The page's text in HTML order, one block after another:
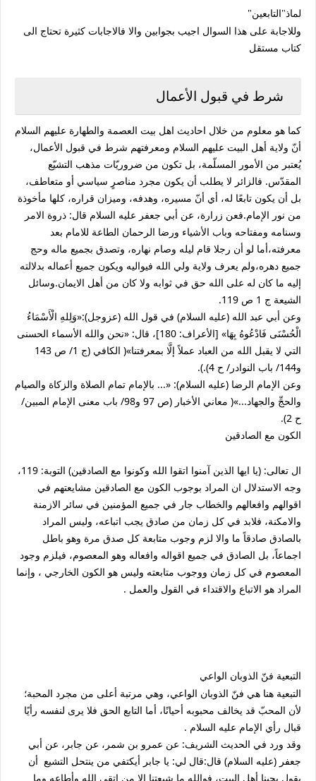
لماذ"التابعين"
وللاجابة على هذا السوال اجيب بجوابين والا فالاجابات كثيرة تحتاج الى
كتاب مستقل
شرط في قبول الأعمال
كما هو معلوم من خلال احاديث اهل بيت العصمة والطهارة عليهم السلام
أنّ ولاية أهل البيت عليهم السلام ومعرفتهم شرط في قبول الأعمال،
يُعتبر من الأمور المسلّمة، بل تكون من ضروريّات مذهب التشيّع
المقدّس. فالزائر لا يطلب أن يكون مجرد مناصرٍ سياسي أو متعاطف،
بل أن يكون تابعًا له، أي أنّ مسيره، وهدفه، وميزان قراره، كلها مأخوذة
من نور الإمام.فعن زرارة، عن أبي جعفر عليه السلام قال: ذروة الامر
وسنامه ومفتاحه وباب الأشياء ورضا الرحمان الطاعة للامام بعد
معرفته،أما لو أن رجلا قام ليله وصام نهاره، وتصدق بجميع ماله وحج
جميع دهره،ولم يعرف ولاية ولي الله فيواليه ويكون جميع أعماله بدلالته
إليه ما كان له على الله حق في ثوابه ولا كان من أهل الايمان.وسائل
الشيعة ج 1 ص 119.
وعن أبي عبد الله (عليه السلام) في قول الله (عزوجل):«وَلِلهِ الْأَسْمَاءُ
الْحُسْنَى فَادْعُوهُ بِهَا» [الأعراف: 180]، قال: «نحن والله الأسماء الحسنى
التي لا يقبل الله من العباد عملاً إلَّا بمعرفتنا»(
الكافي (ج 1/ ص 143
و144/ باب النوادر/ ح 4).).
وعن الإمام الرضا (عليه السلام): «... بالإمام تمام الصلاة والزكاة والصيام
والحجِّ والجهاد...»( معاني الأخبار (ص 97 و98/ باب معنى الإمام المبين/
ح 2).
الكون مع الصادقين
ال تعالى: (يا ايها الذين آمنوا اتقوا الله وكونوا مع الصادقين) التوبة: 119،
وجه الاستدلال ان المراد بوجوب الكون مع الصادقين مشايعتهم في
اقوالهم وافعالهم والخطاب جار في جميع المؤمنين في سائر الازمنة
والامكنة، فلابد في كل زمان من صادق يجب اتباعه، وليس المراد
بالصادق صادقاً ما والا لزم وجوب متابعة كل صدق مرة وهو باطل
اجماعاً، بل الصادق في جميع اقواله وافعاله وهو المعصوم، فيلزم وجود
المعصوم في كل زمان ووجوب متابعته وليس هو الكون الخارجي ، وإنما
المراد هو الاتباع والاقتداء في القول والعمل .
التبعية فنّ الذوبان الواعي
التبعية هنا هي فنّ الذوبان الواعي، وهي مرتبة أعلى من مجرد المحبة؛
لأن المحبّ قد يخالف محبوبه أحيانًا، أما التابع الحق فلا يرى لنفسه رأيًا
قبال رأي الإمام عليه السلام .
وقد ورد في الحديث الشريف: عن عمرو بن شمر، عن جابر، عن أبي
جعفر (عليه السلام) قال:قال لي: يا جابر أيكتفي من ينتحل التشيع أن
يقول بحبنا أهل البيت، فوالله ما شيعتنا إلا من اتقى الله وأطاعه وما